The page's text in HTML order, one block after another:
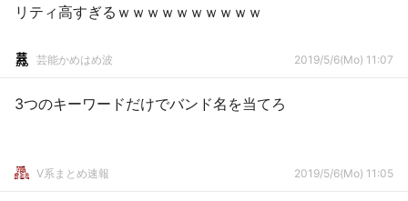
リティ高すぎるｗｗｗｗｗｗｗｗｗｗ
芸能かめはめ波 2019/5/6(Mo) 11:07
3つのキーワードだけでバンド名を当てろ
V系まとめ速報 2019/5/6(Mo) 11:05